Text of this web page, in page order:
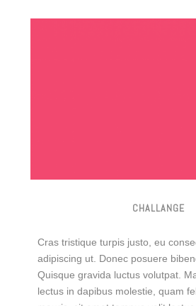
CHALLANGE
Cras tristique turpis justo, eu
adipiscing ut. Donec posuere
Quisque gravida luctus volutpat.
lectus in dapibus molestie, quam